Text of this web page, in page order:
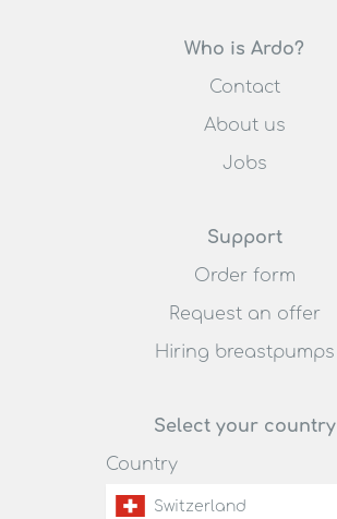
Who is Ardo?
Contact
About us
Jobs
Support
Order form
Request an offer
Hiring breastpumps
Select your country
Country
Switzerland